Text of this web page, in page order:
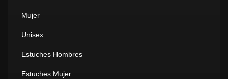
Mujer
Unisex
Estuches Hombres
Estuches Mujer